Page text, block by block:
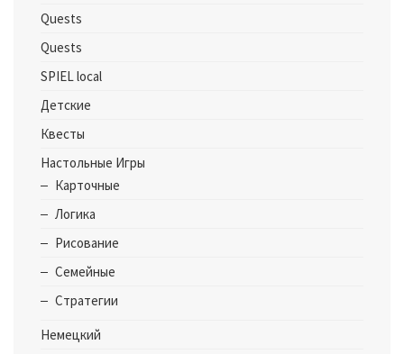
Quests
Quests
SPIEL local
Детские
Квесты
Настольные Игры
Карточные
Логика
Рисование
Семейные
Стратегии
Немецкий